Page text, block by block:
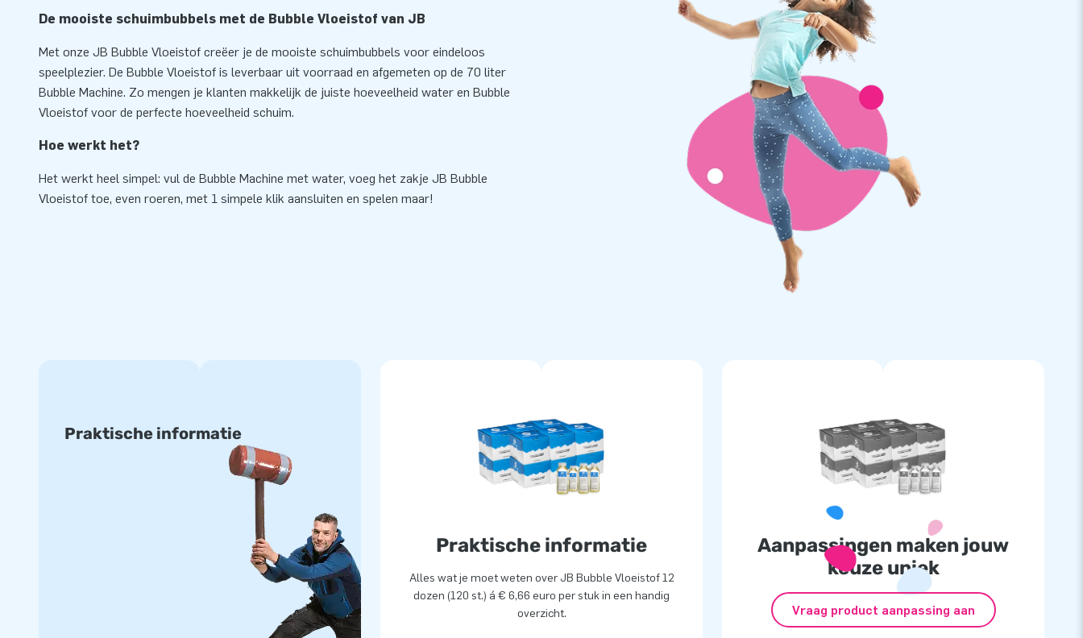
De mooiste schuimbubbels met de Bubble Vloeistof van JB
Met onze JB Bubble Vloeistof creëer je de mooiste schuimbubbels voor eindeloos
speelplezier. De Bubble Vloeistof is leverbaar uit voorraad en afgemeten op de 70 liter
Bubble Machine. Zo mengen je klanten makkelijk de juiste hoeveelheid water en Bubble
Vloeistof voor de perfecte hoeveelheid schuim.
Hoe werkt het?
Het werkt heel simpel: vul de Bubble Machine met water, voeg het zakje JB Bubble
Vloeistof toe, even roeren, met 1 simpele klik aansluiten en spelen maar!
Praktische informatie
Praktische informatie
Alles wat je moet weten over JB Bubble Vloeistof 12
dozen (120 st.) á € 6,66 euro per stuk in een handig
overzicht.
Aanpassingen maken jouw
keuze uniek
Vraag product aanpassing aan